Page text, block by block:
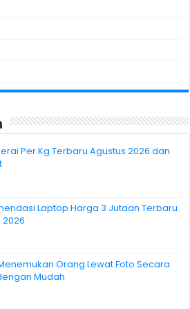
Per Kg Terbaru Agustus 2026 dan
Laptop Harga 3 Jutaan Terbaru
2026
Orang Lewat Foto Secara
Mudah